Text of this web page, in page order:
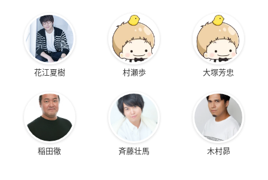
花江夏樹 村瀬歩 大塚芳忠
稲田徹 斉藤壮馬 木村昴